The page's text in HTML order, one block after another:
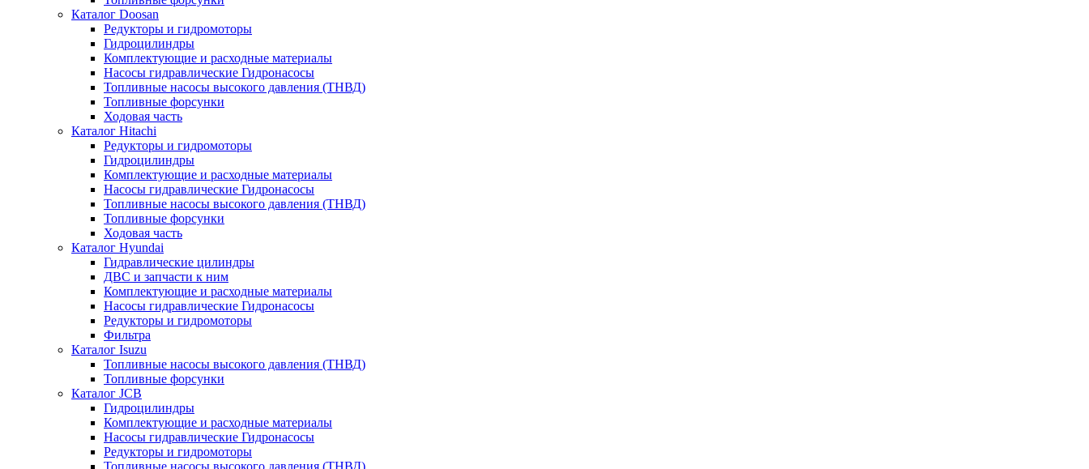
Каталог Doosan
Редукторы и гидромоторы
Гидроцилиндры
Комплектующие и расходные материалы
Насосы гидравлические Гидронасосы
Топливные насосы высокого давления (ТНВД)
Топливные форсунки
Ходовая часть
Каталог Hitachi
Редукторы и гидромоторы
Гидроцилиндры
Комплектующие и расходные материалы
Насосы гидравлические Гидронасосы
Топливные насосы высокого давления (ТНВД)
Топливные форсунки
Ходовая часть
Каталог Hyundai
Гидравлические цилиндры
ДВС и запчасти к ним
Комплектующие и расходные материалы
Насосы гидравлические Гидронасосы
Редукторы и гидромоторы
Фильтра
Каталог Isuzu
Топливные насосы высокого давления (ТНВД)
Топливные форсунки
Каталог JCB
Гидроцилиндры
Комплектующие и расходные материалы
Насосы гидравлические Гидронасосы
Редукторы и гидромоторы
Топливные насосы высокого давления (ТНВД)